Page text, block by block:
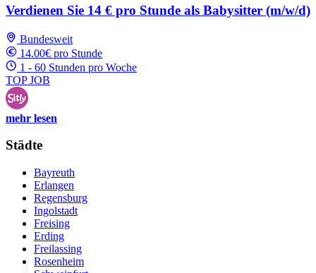
Verdienen Sie 14 € pro Stunde als Babysitter (m/w/d)
Bundesweit
14.00€ pro Stunde
1 - 60 Stunden pro Woche
TOP JOB
mehr lesen
Städte
Bayreuth
Erlangen
Regensburg
Ingolstadt
Freising
Erding
Freilassing
Rosenheim